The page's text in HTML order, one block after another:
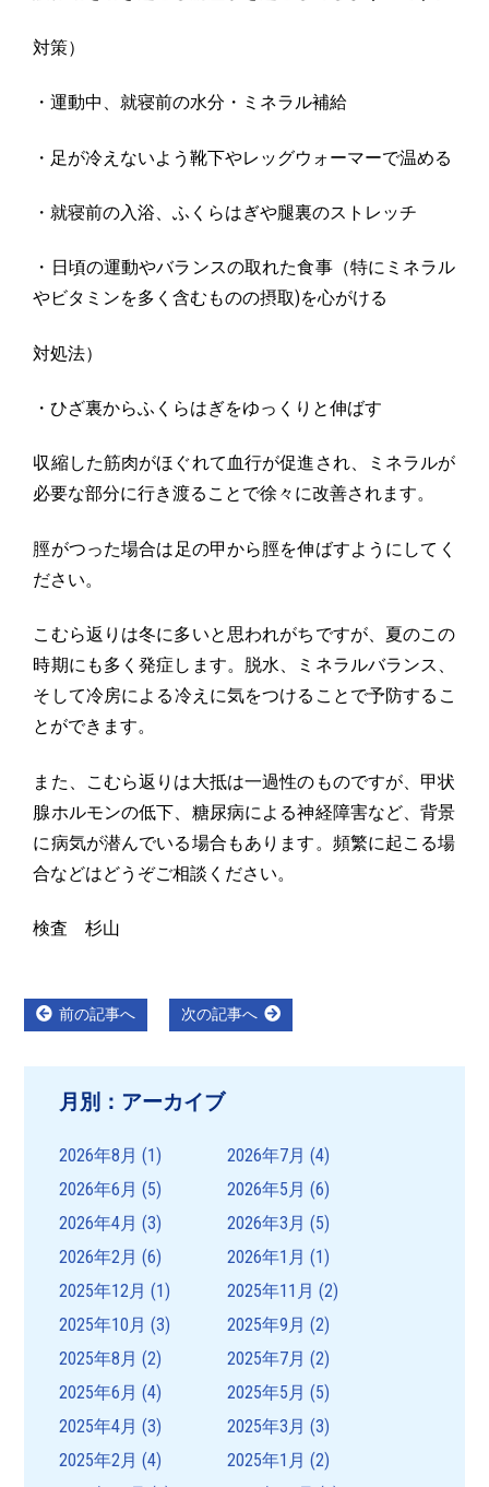
対策）
・運動中、就寝前の水分・ミネラル補給
・足が冷えないよう靴下やレッグウォーマーで温める
・就寝前の入浴、ふくらはぎや腿裏のストレッチ
・日頃の運動やバランスの取れた食事（特にミネラル
やビタミンを多く含むものの摂取)を心がける
対処法）
・ひざ裏からふくらはぎをゆっくりと伸ばす
収縮した筋肉がほぐれて血行が促進され、
ミネラルが
必要な部分に行き渡ることで徐々に改善されます。
脛がつった場合は足の甲から脛を伸ばすようにしてく
ださい。
こむら返りは冬に多いと思われがちですが、 夏のこの
時期にも多く発症します。脱水、ミネラルバランス、
そして冷房による冷えに気をつけることで予防するこ
とができます。
また、こむら返りは大抵は一過性のものですが、 甲状
腺ホルモンの低下、糖尿病による神経障害など、背景
に病気が潜んでいる場合もあります。 頻繁に起こる場
合などはどうぞご相談ください。
検査 杉山
投 前の記事へPrevious
post:
次の記事へ
Next
post:
月別：アーカイブ
2026年8月 (1) 2026年7月 (4)
2026年6月 (5) 2026年5月 (6)
2026年4月 (3) 2026年3月 (5)
2026年2月 (6) 2026年1月 (1)
2025年12月 (1) 2025年11月 (2)
2025年10月 (3) 2025年9月 (2)
2025年8月 (2) 2025年7月 (2)
2025年6月 (4) 2025年5月 (5)
2025年4月 (3) 2025年3月 (3)
2025年2月 (4) 2025年1月 (2)